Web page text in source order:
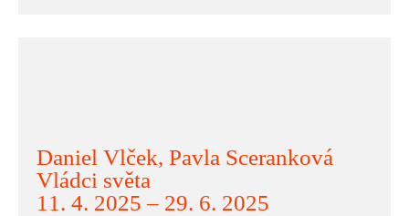
Daniel Vlček, Pavla Sceranková
Vládci světa
11. 4. 2025 – 29. 6. 2025